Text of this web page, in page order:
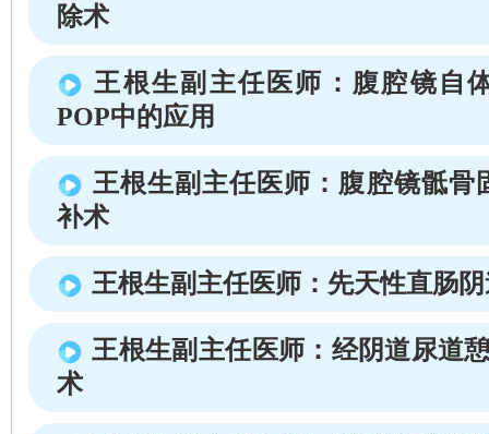
除术
王根生副主任医师：腹腔镜自
POP中的应用
王根生副主任医师：腹腔镜骶骨
补术
王根生副主任医师：先天性直肠
王根生副主任医师：经阴道尿道
术